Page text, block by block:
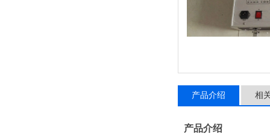
产品介绍 相
产品介绍